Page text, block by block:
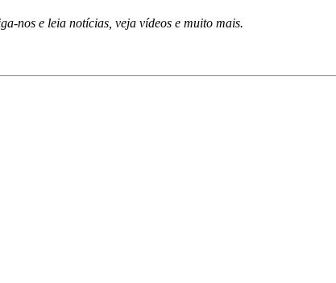
nos e leia notícias, veja vídeos e muito mais.